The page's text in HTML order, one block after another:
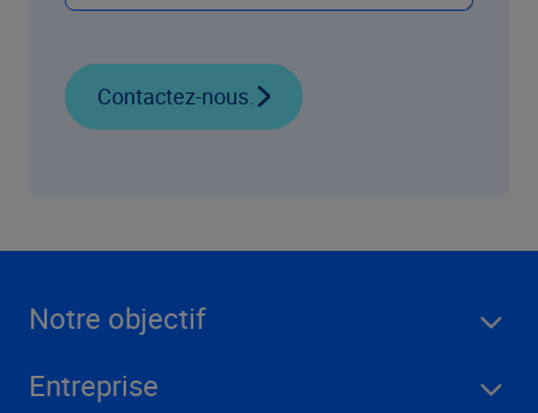
Contactez-nous.
Notre objectif
Entreprise